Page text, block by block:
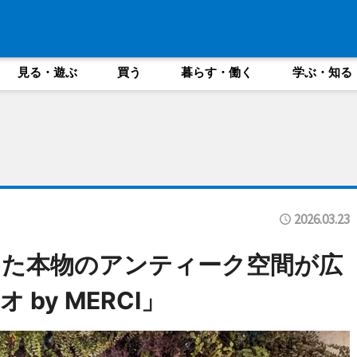
見る・遊ぶ 買う 暮らす・働く 学ぶ・知る
2026.03.23
本物のアンティーク空間が広
by MERCI」